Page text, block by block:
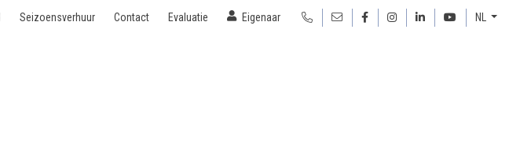
NL
Seizoensverhuur Contact Evaluatie Eigenaar